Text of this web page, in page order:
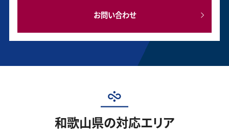
お問い合わせ
和歌山県の対応エリア